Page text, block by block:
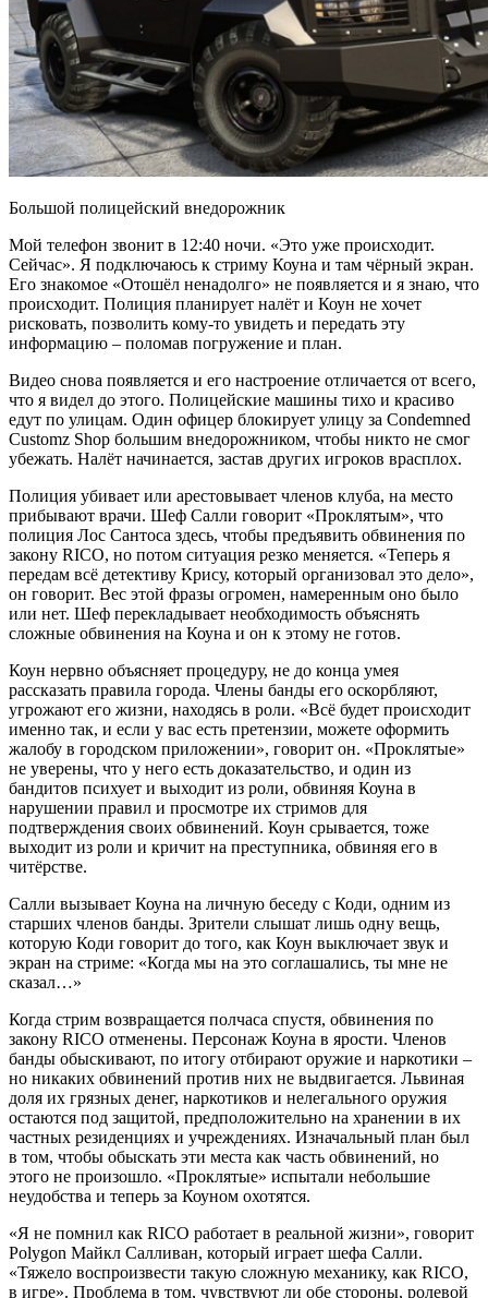
Большой полицейский внедорожник
Мой телефон звонит в 12:40 ночи. «Это уже происходит.
Сейчас». Я подключаюсь к стриму Коуна и там чёрный экран.
Его знакомое «Отошёл ненадолго» не появляется и я знаю, что
происходит. Полиция планирует налёт и Коун не хочет
рисковать, позволить кому-то увидеть и передать эту
информацию – поломав погружение и план.
Видео снова появляется и его настроение отличается от всего,
что я видел до этого. Полицейские машины тихо и красиво
едут по улицам. Один офицер блокирует улицу за Condemned
Customz Shop большим внедорожником, чтобы никто не смог
убежать. Налёт начинается, застав других игроков врасплох.
Полиция убивает или арестовывает членов клуба, на место
прибывают врачи. Шеф Салли говорит «Проклятым», что
полиция Лос Сантоса здесь, чтобы предъявить обвинения по
закону RICO, но потом ситуация резко меняется. «Теперь я
передам всё детективу Крису, который организовал это дело»,
он говорит. Вес этой фразы огромен, намеренным оно было
или нет. Шеф перекладывает необходимость объяснять
сложные обвинения на Коуна и он к этому не готов.
Коун нервно объясняет процедуру, не до конца умея
рассказать правила города. Члены банды его оскорбляют,
угрожают его жизни, находясь в роли. «Всё будет происходит
именно так, и если у вас есть претензии, можете оформить
жалобу в городском приложении», говорит он. «Проклятые»
не уверены, что у него есть доказательство, и один из
бандитов психует и выходит из роли, обвиняя Коуна в
нарушении правил и просмотре их стримов для
подтверждения своих обвинений. Коун срывается, тоже
выходит из роли и кричит на преступника, обвиняя его в
читёрстве.
Салли вызывает Коуна на личную беседу с Коди, одним из
старших членов банды. Зрители слышат лишь одну вещь,
которую Коди говорит до того, как Коун выключает звук и
экран на стриме: «Когда мы на это соглашались, ты мне не
сказал…»
Когда стрим возвращается полчаса спустя, обвинения по
закону RICO отменены. Персонаж Коуна в ярости. Членов
банды обыскивают, по итогу отбирают оружие и наркотики –
но никаких обвинений против них не выдвигается. Львиная
доля их грязных денег, наркотиков и нелегального оружия
остаются под защитой, предположительно на хранении в их
частных резиденциях и учреждениях. Изначальный план был
в том, чтобы обыскать эти места как часть обвинений, но
этого не произошло. «Проклятые» испытали небольшие
неудобства и теперь за Коуном охотятся.
«Я не помнил как RICO работает в реальной жизни», говорит
Polygon Майкл Салливан, который играет шефа Салли.
«Тяжело воспроизвести такую сложную механику, как RICO,
в игре». Проблема в том, чувствуют ли обе стороны, ролевой